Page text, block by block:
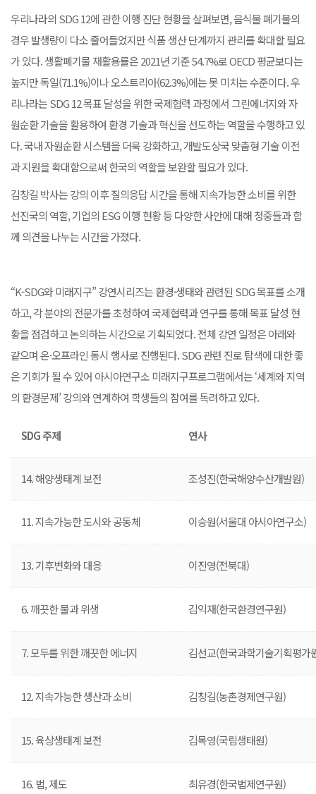
우리나라의 SDG 12에 관한 이행 진단 현황을 살펴보면, 음식물 폐기물의
경우 발생량이 다소 줄어들었지만 식품 생산 단계까지 관리를 확대할 필요
가 있다. 생활폐기물 재활용률은 2021년 기준 54.7%로 OECD 평균보다는
높지만 독일(71.1%)이나 오스트리아(62.3%)에는 못 미치는 수준이다. 우
리나라는 SDG 12 목표 달성을 위한 국제협력 과정에서 그린에너지와 자
원순환 기술을 활용하여 환경 기술과 혁신을 선도하는 역할을 수행하고 있
다. 국내 자원순환 시스템을 더욱 강화하고, 개발도상국 맞춤형 기술 이전
과 지원을 확대함으로써 한국의 역할을 보완할 필요가 있다.
김창길 박사는 강의 이후 질의응답 시간을 통해 지속가능한 소비를 위한
선진국의 역할, 기업의 ESG 이행 현황 등 다양한 사안에 대해 청중들과 함
께 의견을 나누는 시간을 가졌다.
“K-SDG와 미래지구” 강연시리즈는 환경·생태와 관련된 SDG 목표를 소개
하고, 각 분야의 전문가를 초청하여 국제협력과 연구를 통해 목표 달성 현
황을 점검하고 논의하는 시간으로 기획되었다. 전체 강연 일정은 아래와
같으며 온·오프라인 동시 행사로 진행된다. SDG 관련 진로 탐색에 대한 좋
은 기회가 될 수 있어 아시아연구소 미래지구프로그램에서는 ‘세계와 지역
의 환경문제’ 강의와 연계하여 학생들의 참여를 독려하고 있다.
SDG주제 연사
14. 해양생태계 보전 조성진(한국해양수산개발원)
11. 지속가능한 도시와 공동체 이승원(서울대 아시아연구소)
13. 기후변화와 대응 이진영(전북대)
6. 깨끗한 물과 위생 김익재(한국환경연구원)
7. 모두를 위한 깨끗한 에너지 김선교(한국과학기술기획평가
12. 지속가능한 생산과 소비 김창길(농촌경제연구원)
15. 육상생태계 보전 김목영(국립생태원)
16. 법, 제도 최유경(한국법제연구원)